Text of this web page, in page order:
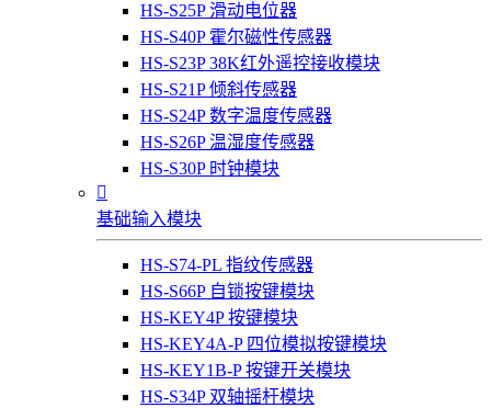
HS-S25P 滑动电位器
HS-S40P 霍尔磁性传感器
HS-S23P 38K红外遥控接收模块
HS-S21P 倾斜传感器
HS-S24P 数字温度传感器
HS-S26P 温湿度传感器
HS-S30P 时钟模块

基础输入模块
HS-S74-PL 指纹传感器
HS-S66P 自锁按键模块
HS-KEY4P 按键模块
HS-KEY4A-P 四位模拟按键模块
HS-KEY1B-P 按键开关模块
HS-S34P 双轴摇杆模块